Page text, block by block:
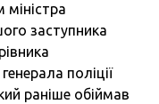
заступника
поліції
раніше обіймав